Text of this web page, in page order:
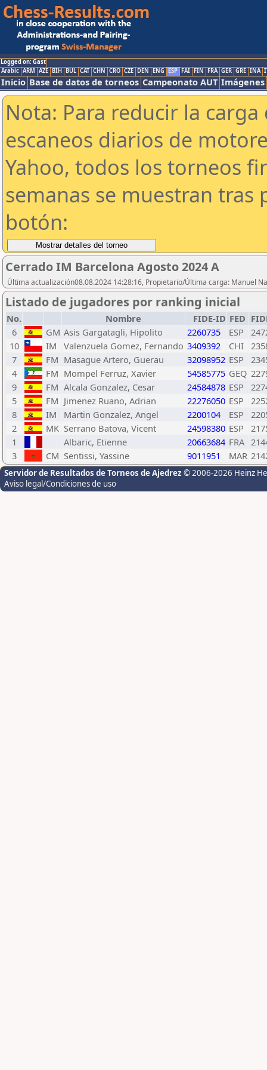
Logged on: Gast
Arabic ARM AZE BIH BUL CAT CHN CRO CZE DEN ENG ESP FAI FIN FRA GER GRE INA
Inicio Base de datos de torneos Campeonato AUT Imágenes
Nota: Para reducir la
escaneos diarios de
Yahoo, todos los torneos
semanas se muestran tras
botón:
Cerrado IM Barcelona Agosto 2024 A
Última actualización08.08.2024 14:28:16, Propietario/Última carga: Manuel
Listado de jugadores por ranking inicial
No. Nombre FIDE-ID FED
6
GM Asis Gargatagli, Hipolito 2260735 ESP
10
IM Valenzuela Gomez, Fernando 3409392 CHI
7
FM Masague Artero, Guerau 32098952 ESP
4
FM Mompel Ferruz, Xavier 54585775 GEQ
9
FM Alcala Gonzalez, Cesar 24584878 ESP
5
FM Jimenez Ruano, Adrian 22276050 ESP
8
IM Martin Gonzalez, Angel 2200104 ESP
2
MK Serrano Batova, Vicent 24598380 ESP
1
Albaric, Etienne 20663684 FRA
3
CM Sentissi, Yassine 9011951 MAR
Servidor de Resultados de Torneos de Ajedrez © 2006-2026 Heinz
Aviso legal/Condiciones de uso